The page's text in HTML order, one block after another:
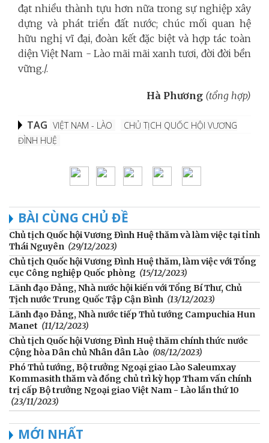
đạt nhiều thành tựu hơn nữa trong sự nghiệp xây
dựng và phát triển đất nước; chúc mối quan hệ
hữu nghị vĩ đại, đoàn kết đặc biệt và hợp tác toàn
diện Việt Nam - Lào mãi mãi xanh tươi, đời đời bền
vững./.
Hà Phương (tổng hợp)
TAG VIỆT NAM - LÀO
CHỦ TỊCH QUỐC HỘI VƯƠNG
ĐÌNH HUỆ
BÀI CÙNG CHỦ ĐỀ
Chủ tịch Quốc hội Vương Đình Huệ thăm và làm việc tại tỉnh
Thái Nguyên (29/12/2023)
Chủ tịch Quốc hội Vương Đình Huệ thăm, làm việc với Tổng
cục Công nghiệp Quốc phòng (15/12/2023)
Lãnh đạo Đảng, Nhà nước hội kiến với Tổng Bí Thư, Chủ
Tịch nước Trung Quốc Tập Cận Bình (13/12/2023)
Lãnh đạo Đảng, Nhà nước tiếp Thủ tướng Campuchia Hun
Manet (11/12/2023)
Chủ tịch Quốc hội Vương Đình Huệ thăm chính thức nước
Cộng hòa Dân chủ Nhân dân Lào (08/12/2023)
Phó Thủ tướng, Bộ trưởng Ngoại giao Lào Saleumxay
Kommasith thăm và đồng chủ trì kỳ họp Tham vấn chính
trị cấp Bộ trưởng Ngoại giao Việt Nam - Lào lần thứ 10
(23/11/2023)
MỚI NHẤT